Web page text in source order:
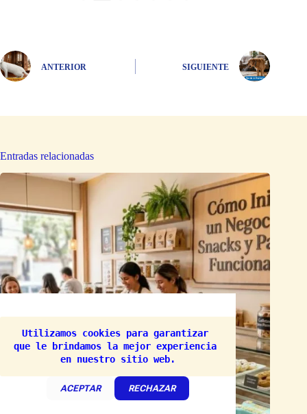
Utilizamos cookies para garantizar
que le brindamos la mejor experiencia
en nuestro sitio web.
ACEPTAR RECHAZAR
ANTERIOR SIGUIENTE
Entradas relacionadas